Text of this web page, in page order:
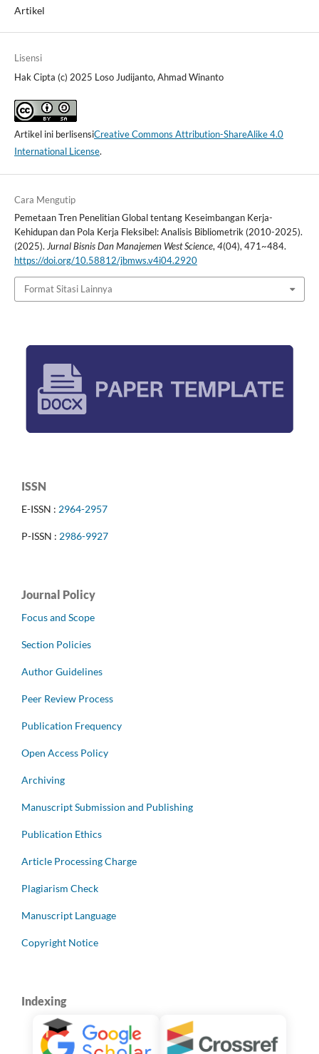
Artikel
Lisensi
Hak Cipta (c) 2025 Loso Judijanto, Ahmad Winanto
Artikel ini berlisensiCreative Commons Attribution-ShareAlike 4.0
International License.
Cara Mengutip
Pemetaan Tren Penelitian Global tentang Keseimbangan Kerja-
Kehidupan dan Pola Kerja Fleksibel: Analisis Bibliometrik (2010-2025).
(2025). Jurnal Bisnis Dan Manajemen West Science, 4(04), 471~484.
https://doi.org/10.58812/jbmws.v4i04.2920
Format Sitasi Lainnya
ISSN
E-ISSN : 2964-2957
P-ISSN : 2986-9927
Journal Policy
Focus and Scope
Section Policies
Author Guidelines
Peer Review Process
Publication Frequency
Open Access Policy
Archiving
Manuscript Submission and Publishing
Publication Ethics
Article Processing Charge
Plagiarism Check
Manuscript Language
Copyright Notice
Indexing